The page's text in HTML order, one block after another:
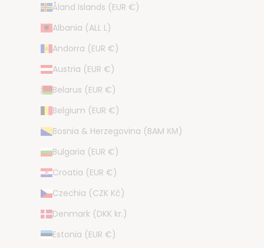
Åland Islands (EUR €)
Albania (ALL L)
Andorra (EUR €)
Austria (EUR €)
Belarus (EUR €)
Belgium (EUR €)
Bosnia & Herzegovina (BAM КМ)
Bulgaria (EUR €)
Croatia (EUR €)
Czechia (CZK Kč)
Denmark (DKK kr.)
Estonia (EUR €)